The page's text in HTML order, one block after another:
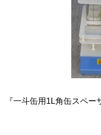
『一斗缶用1L角缶スペー